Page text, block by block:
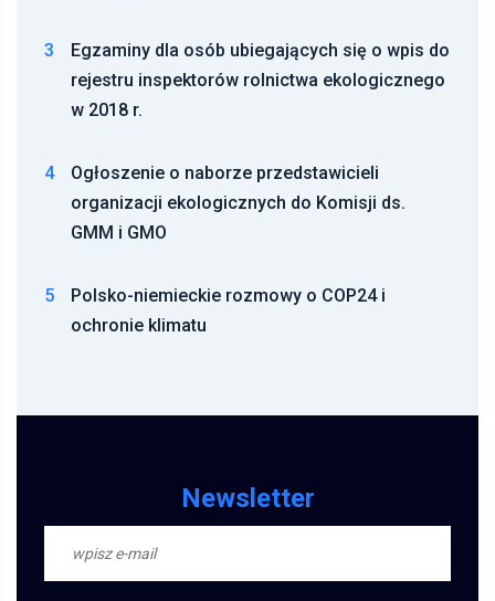
3
Egzaminy dla osób ubiegających się o wpis do
rejestru inspektorów rolnictwa ekologicznego
w 2018 r.
4
Ogłoszenie o naborze przedstawicieli
organizacji ekologicznych do Komisji ds.
GMM i GMO
5
Polsko-niemieckie rozmowy o COP24 i
ochronie klimatu
Newsletter